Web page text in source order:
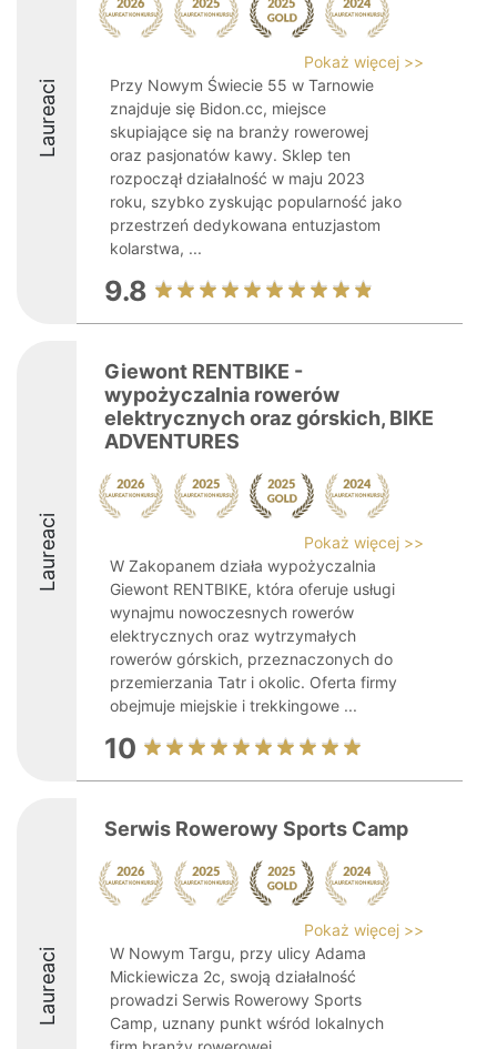
Laureaci
Pokaż więcej >>
Przy Nowym Świecie 55 w Tarnowie
znajduje się Bidon.cc, miejsce
skupiające się na branży rowerowej
oraz pasjonatów kawy. Sklep ten
rozpoczął działalność w maju 2023
roku, szybko zyskując popularność jako
przestrzeń dedykowana entuzjastom
kolarstwa, ...
9.8
Laureaci
Giewont RENTBIKE -
wypożyczalnia rowerów
elektrycznych oraz górskich, BIKE
ADVENTURES
Pokaż więcej >>
W Zakopanem działa wypożyczalnia
Giewont RENTBIKE, która oferuje usługi
wynajmu nowoczesnych rowerów
elektrycznych oraz wytrzymałych
rowerów górskich, przeznaczonych do
przemierzania Tatr i okolic. Oferta firmy
obejmuje miejskie i trekkingowe ...
10
Laureaci
Serwis Rowerowy Sports Camp
Pokaż więcej >>
W Nowym Targu, przy ulicy Adama
Mickiewicza 2c, swoją działalność
prowadzi Serwis Rowerowy Sports
Camp, uznany punkt wśród lokalnych